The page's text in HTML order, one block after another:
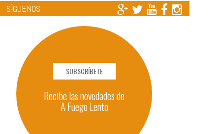
SÍGUENOS
SUBSCRÍBETE
Recibe las novedades de
A Fuego Lento